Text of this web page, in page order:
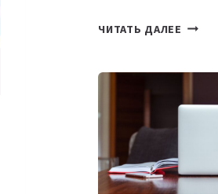
ЧИТАТЬ ДАЛЕЕ 7
БЕЗ